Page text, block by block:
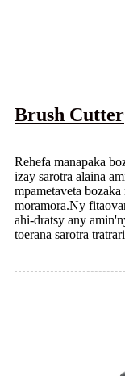
Brush Cutter
Rehefa manapaka
izay sarotra alaina
mpametaveta
moramora.Ny
ahi-dratsy any
toerana sarotra